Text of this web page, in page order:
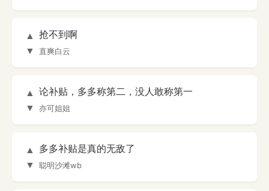
▲
▼
抢不到啊
直爽白云
▲
▼
论补贴，多多称第二，没人敢称第一
亦可姐姐
▲
▼
多多补贴是真的无敌了
聪明沙滩wb